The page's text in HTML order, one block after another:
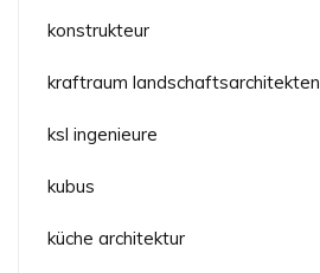
konstrukteur
kraftraum landschaftsarchitekten
ksl ingenieure
kubus
küche architektur